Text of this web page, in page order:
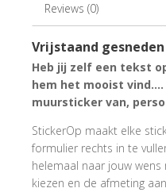
Reviews (0)
Vrijstaand
Heb jij zelf een tekst
hem het mooist
muursticker van,
StickerOp maakt elke
formulier rechts in te
helemaal naar jouw wens
kiezen en de afmeting